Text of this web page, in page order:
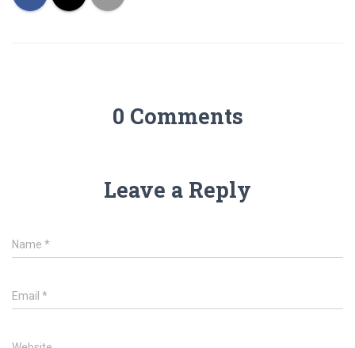
0 Comments
Leave a Reply
Name *
Email *